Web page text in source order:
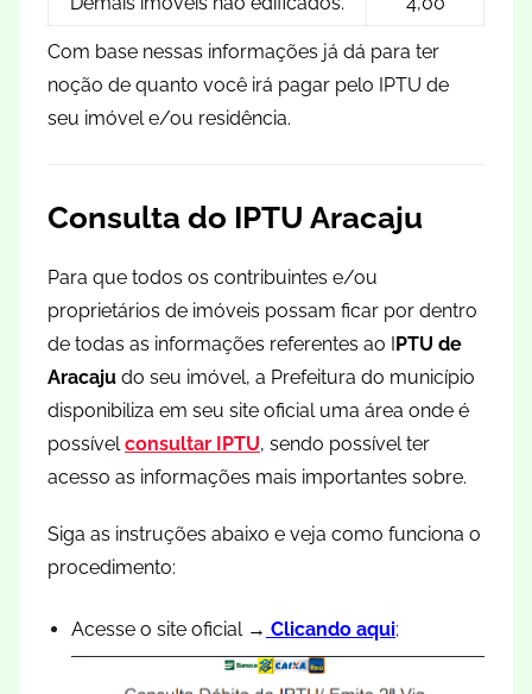
Com base nessas informações já dá para ter
noção de quanto você irá pagar pelo IPTU de
seu imóvel e/ou residência.
Consulta do IPTU Aracaju
Para que todos os contribuintes e/ou
proprietários de imóveis possam ficar por dentro
de todas as informações referentes ao IPTU de
Aracaju do seu imóvel, a Prefeitura do município
disponibiliza em seu site oficial uma área onde é
possívelconsultar IPTU, sendo possível ter
acesso as informações mais importantes sobre.
Siga as instruções abaixo e veja como funciona o
procedimento:
Acesse o site oficial → Clicando aqui;